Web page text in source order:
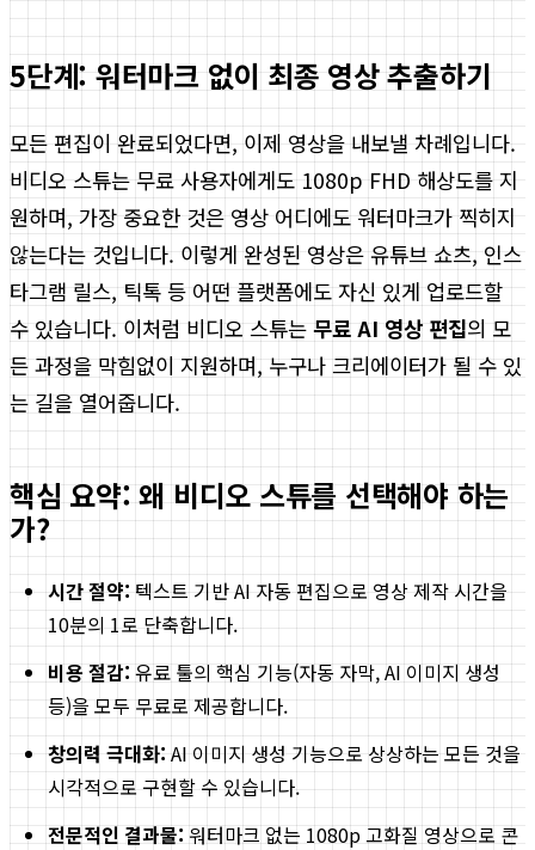
5단계: 워터마크 없이 최종 영상 추출하기
모든 편집이 완료되었다면, 이제 영상을 내보낼 차례입니다.
비디오 스튜는 무료 사용자에게도 1080p FHD 해상도를 지
원하며, 가장 중요한 것은 영상 어디에도 워터마크가 찍히지
않는다는 것입니다. 이렇게 완성된 영상은 유튜브 쇼츠, 인스
타그램 릴스, 틱톡 등 어떤 플랫폼에도 자신 있게 업로드할
수 있습니다. 이처럼 비디오 스튜는 무료 AI 영상 편집의 모
든 과정을 막힘없이 지원하며, 누구나 크리에이터가 될 수 있
는 길을 열어줍니다.
핵심 요약: 왜 비디오 스튜를 선택해야 하는
가?
시간 절약: 텍스트 기반 AI 자동 편집으로 영상 제작 시간을
10분의 1로 단축합니다.
비용 절감: 유료 툴의 핵심 기능(자동 자막, AI 이미지 생성
등)을 모두 무료로 제공합니다.
창의력 극대화: AI 이미지 생성 기능으로 상상하는 모든 것을
시각적으로 구현할 수 있습니다.
전문적인 결과물: 워터마크 없는 1080p 고화질 영상으로 콘